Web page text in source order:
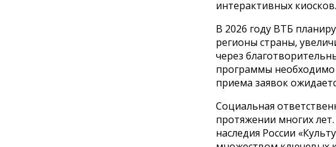
интерактивных киосков.
В 2026 году ВТБ
регионы страны,
через
программы необходимо
приема заявок
Социальная
протяжении многих
наследия России